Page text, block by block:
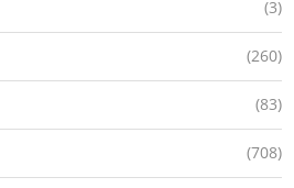
(3)
(260)
(83)
(708)